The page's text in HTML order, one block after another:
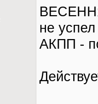
не
АКПП -